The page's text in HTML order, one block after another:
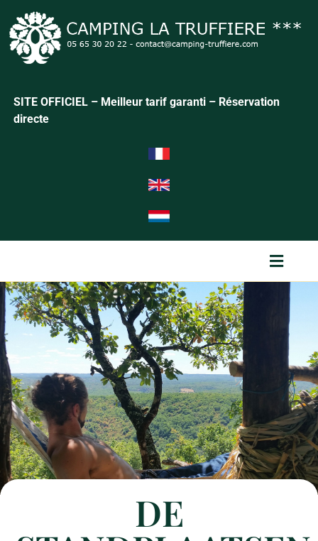
SITE OFFICIEL – Meilleur tarif garanti – Réservation
directe
DE